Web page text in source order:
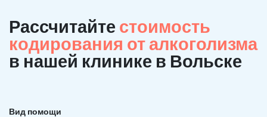
Рассчитайте стоимость
кодирования от алкоголизма
в нашей клинике в Вольске
Вид помощи